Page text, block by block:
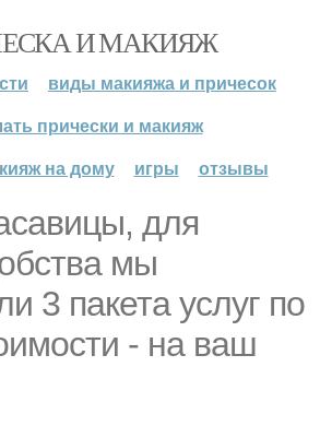
И МАКИЯЖ
виды макияжа и причесок
прически и макияж
на дому
игры отзывы
для
мы
3 пакета услуг по
- на ваш